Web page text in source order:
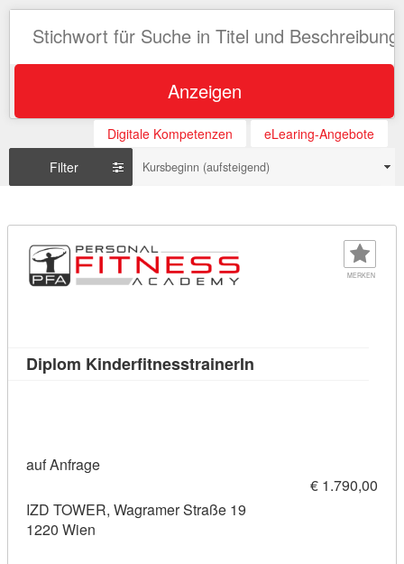
Anzeigen
Digitale Kompetenzen
eLearing-Angebote
Filter
Kursbeginn (aufsteigend)
MERKEN
Diplom KinderfitnesstrainerIn
auf Anfrage
€ 1.790,00
IZD TOWER, Wagramer Straße 19
1220 Wien